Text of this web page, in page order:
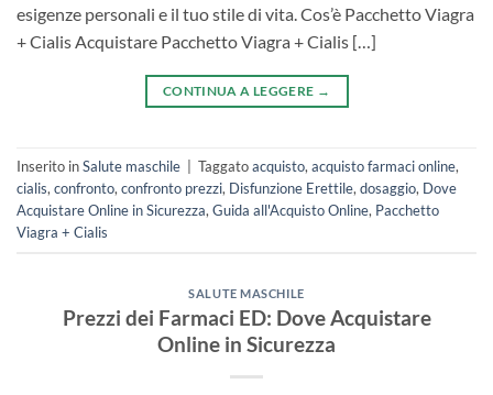
esigenze personali e il tuo stile di vita. Cos’è Pacchetto Viagra
+ Cialis Acquistare Pacchetto Viagra + Cialis […]
CONTINUA A LEGGERE →
Inserito inSalute maschile Taggatoacquisto, acquisto farmaci online,
cialis, confronto, confronto prezzi, Disfunzione Erettile, dosaggio, Dove
Acquistare Online in Sicurezza, Guida all'Acquisto Online, Pacchetto
Viagra + Cialis
SALUTE MASCHILE
Prezzi dei Farmaci ED: Dove Acquistare
Online in Sicurezza